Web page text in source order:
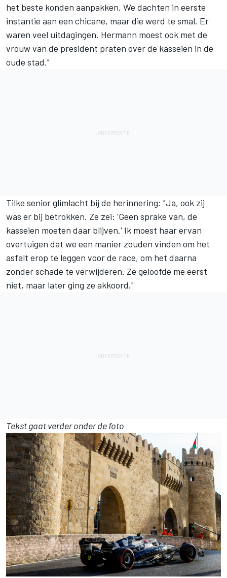
het beste konden aanpakken. We dachten in eerste
instantie aan een chicane, maar die werd te smal. Er
waren veel uitdagingen. Hermann moest ook met de
vrouw van de president praten over de kasseien in de
oude stad."
Tilke senior glimlacht bij de herinnering: "Ja, ook zij
was er bij betrokken. Ze zei: 'Geen sprake van, de
kasseien moeten daar blijven.' Ik moest haar ervan
overtuigen dat we een manier zouden vinden om het
asfalt erop te leggen voor de race, om het daarna
zonder schade te verwijderen. Ze geloofde me eerst
niet, maar later ging ze akkoord."
Tekst gaat verder onder de foto